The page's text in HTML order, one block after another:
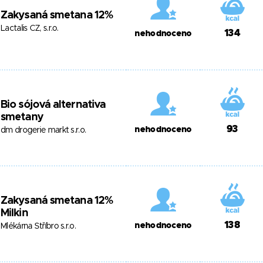
Zakysaná smetana 12%
Lactalis CZ, s.r.o.
nehodnoceno 134
Bio sójová alternativa
smetany
dm drogerie markt s.r.o. nehodnoceno 93
Zakysaná smetana 12%
Milkin
Mlékárna Stříbro s.r.o. nehodnoceno 138